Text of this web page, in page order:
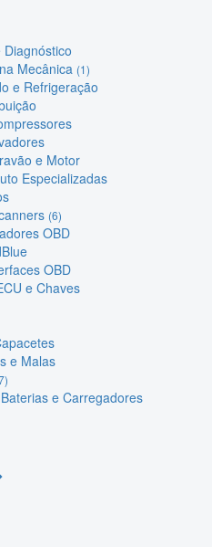
Mecânica (1)
e Refrigeração
e Motor
Especializadas
(6)
OBD
OBD
e Chaves
e Malas
Baterias e Carregadores